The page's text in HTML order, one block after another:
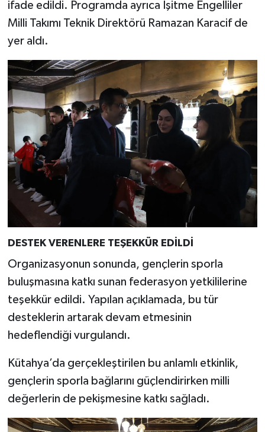
ifade edildi. Programda ayrıca İşitme Engelliler
Milli Takımı Teknik Direktörü Ramazan Karacif de
yer aldı.
DESTEK VERENLERE TEŞEKKÜR EDİLDİ
Organizasyonun sonunda, gençlerin sporla
buluşmasına katkı sunan federasyon yetkililerine
teşekkür edildi. Yapılan açıklamada, bu tür
desteklerin artarak devam etmesinin
hedeflendiği vurgulandı.
Kütahya’da gerçekleştirilen bu anlamlı etkinlik,
gençlerin sporla bağlarını güçlendirirken milli
değerlerin de pekişmesine katkı sağladı.